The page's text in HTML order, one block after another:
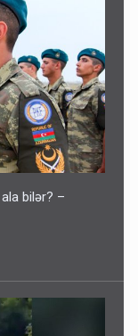
bilər? –